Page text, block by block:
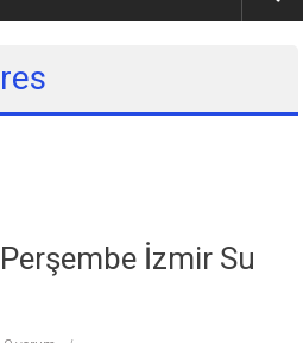
İzmir Su